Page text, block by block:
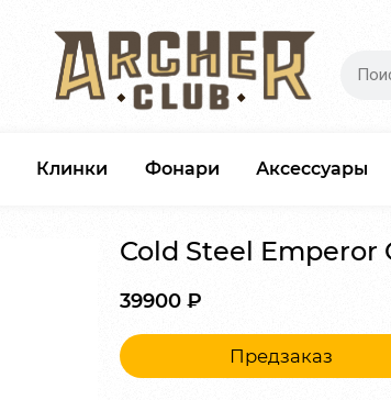
Клинки Фонари Аксессуары
Cold Steel Emperor
39900 ₽
Предзаказ